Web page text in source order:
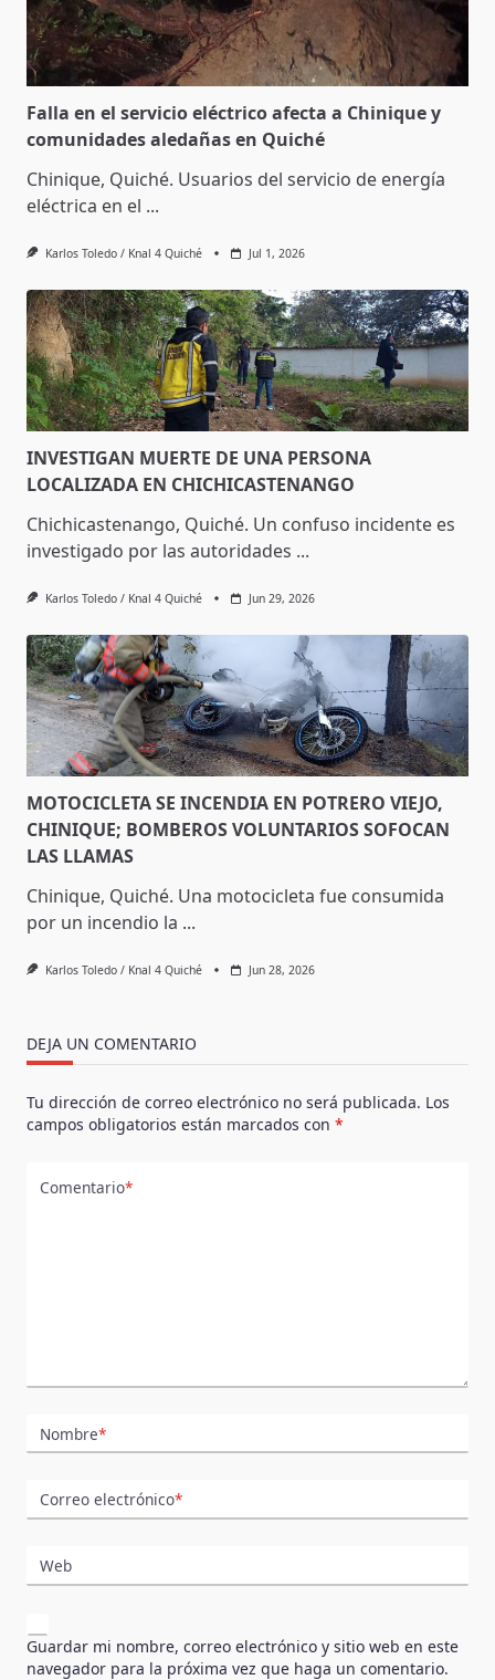
Falla en el servicio eléctrico afecta a Chinique y
comunidades aledañas en Quiché
Chinique, Quiché. Usuarios del servicio de energía
eléctrica en el ...
Karlos Toledo / Knal 4 Quiché Jul 1, 2026
INVESTIGAN MUERTE DE UNA PERSONA
LOCALIZADA EN CHICHICASTENANGO
Chichicastenango, Quiché. Un confuso incidente es
investigado por las autoridades ...
Karlos Toledo / Knal 4 Quiché Jun 29, 2026
MOTOCICLETA SE INCENDIA EN POTRERO VIEJO,
CHINIQUE; BOMBEROS VOLUNTARIOS SOFOCAN
LAS LLAMAS
Chinique, Quiché. Una motocicleta fue consumida
por un incendio la ...
Karlos Toledo / Knal 4 Quiché Jun 28, 2026
DEJA UN COMENTARIO
Tu dirección de correo electrónico no será publicada. Los
campos obligatorios están marcados con *
Comentario*
Nombre*
Correo electrónico*
Web
Guardar mi nombre, correo electrónico y sitio web en este
navegador para la próxima vez que haga un comentario.